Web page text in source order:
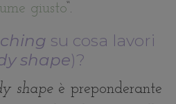
giusto“.
su cosa lavori
shape)?
shapeè preponderante